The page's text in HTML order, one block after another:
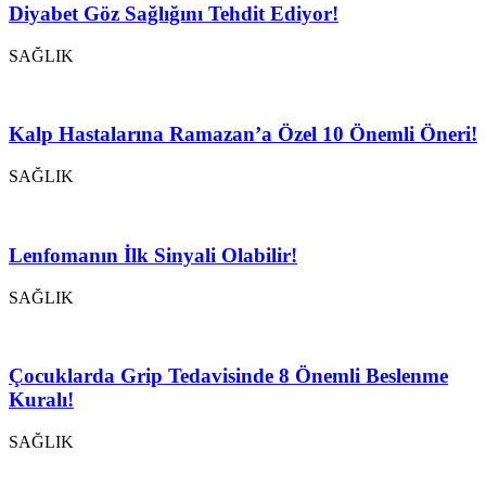
Diyabet Göz Sağlığını Tehdit Ediyor!
SAĞLIK
Kalp Hastalarına Ramazan’a Özel 10 Önemli Öneri!
SAĞLIK
Lenfomanın İlk Sinyali Olabilir!
SAĞLIK
Çocuklarda Grip Tedavisinde 8 Önemli Beslenme
Kuralı!
SAĞLIK